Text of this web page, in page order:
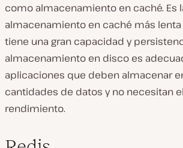
como almacenamiento en caché. Es
almacenamiento en caché más lenta
tiene una gran capacidad y
almacenamiento en disco es
aplicaciones que deben almacenar
cantidades de datos y no necesitan
rendimiento.